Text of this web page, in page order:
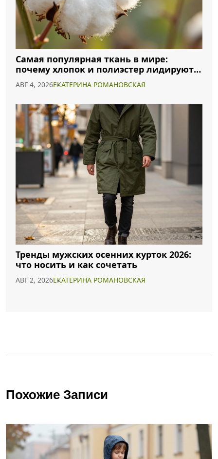
Самая популярная ткань в мире:
почему хлопок и полиэстер лидируют в
АВГ 4, 2026ЕКАТЕРИНА РОМАНОВСКАЯ
Тренды мужских осенних курток 2026:
что носить и как сочетать
АВГ 2, 2026ЕКАТЕРИНА РОМАНОВСКАЯ
Похожие Записи